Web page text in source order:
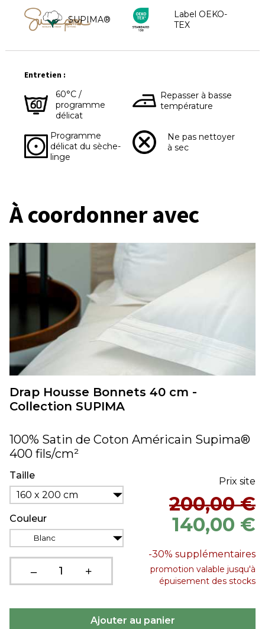
SUPIMA®
Label OEKO-
TEX
Entretien :
60°C /
programme
délicat
Repasser à basse
température
Programme
délicat du sèche-
linge
Ne pas nettoyer
à sec
À coordonner avec
Drap Housse Bonnets 40 cm -
Collection SUPIMA
100% Satin de Coton Américain Supima®
400 fils/cm²
Taille
160 x 200 cm
Couleur
Blanc
Prix site
200,00 €
140,00 €
-30% supplémentaires
promotion valable jusqu'à
épuisement des stocks